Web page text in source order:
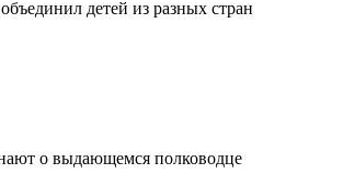
детей из разных стран
о выдающемся полководце